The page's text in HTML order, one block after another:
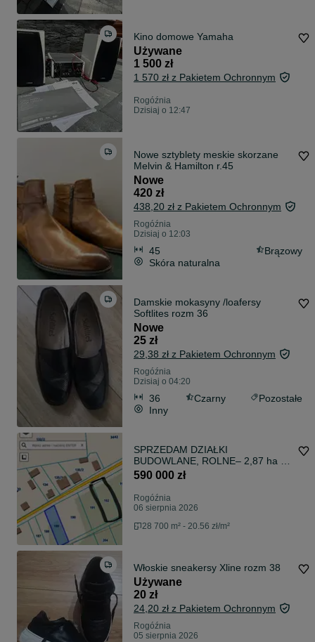
Kino domowe Yamaha
Używane
1 500 zł
1 570 zł z Pakietem Ochronnym
Rogóźnia
Dzisiaj o 12:47
Nowe sztyblety meskie skorzane
Melvin & Hamilton r.45
Nowe
420 zł
438,20 zł z Pakietem Ochronnym
Rogóźnia
Dzisiaj o 12:03
45
Brązowy
Skóra naturalna
Damskie mokasyny /loafersy
Softlites rozm 36
Nowe
25 zł
29,38 zł z Pakietem Ochronnym
Rogóźnia
Dzisiaj o 04:20
36 Czarny
Pozostałe
Inny
SPRZEDAM DZIAŁKI
BUDOWLANE, ROLNE– 2,87 ha –
Popielarnia / Rogóźnia
590 000 zł
Rogóźnia
06 sierpnia 2026
28 700 m² - 20.56 zł/m²
Włoskie sneakersy Xline rozm 38
Używane
20 zł
24,20 zł z Pakietem Ochronnym
Rogóźnia
05 sierpnia 2026